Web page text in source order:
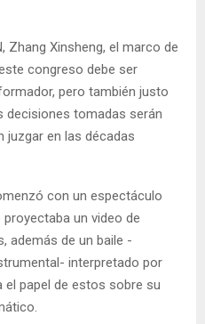
Zhang Xinsheng, el marco de
congreso debe ser
pero también justo
decisiones tomadas serán
juzgar en las décadas
con un espectáculo
un video de
además de un baile -
interpretado por
el papel de estos sobre su